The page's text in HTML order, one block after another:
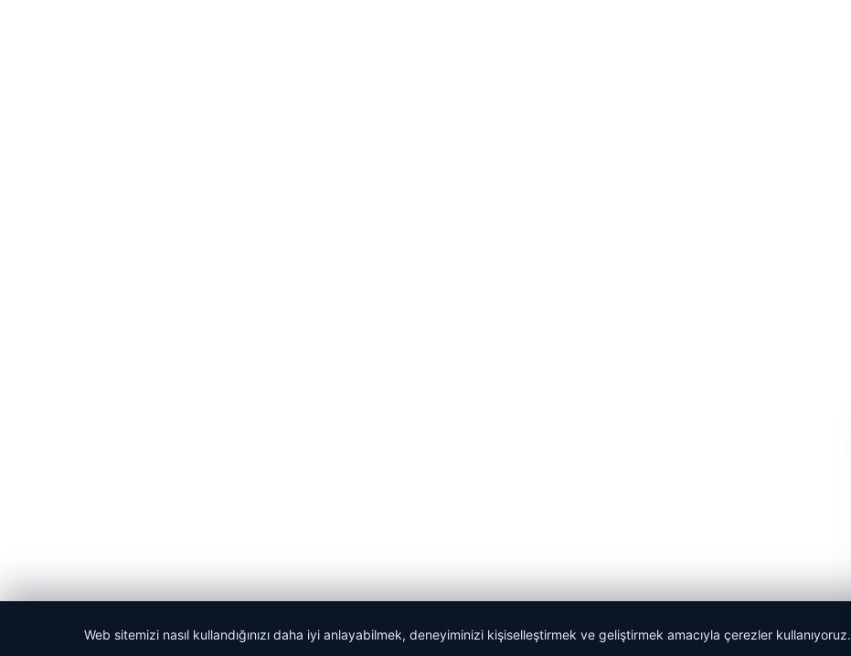
© 2026 Habercin – Güncel Haberler
Web sitemizi nasıl kullandığınızı daha iyi anlayabilmek, deneyiminizi kişiselleştirmek ve geliştirmek amacıyla çerezler kullanıyoruz.